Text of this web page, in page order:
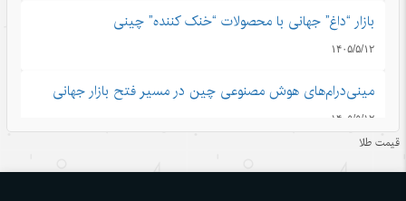
بازار “داغ” جهانی با محصولات “خنک کننده” چینی
۱۴۰۵/۵/۱۲
مینی‌درام‌های هوش مصنوعی چین در مسیر فتح بازار جهانی
۱۴۰۵/۵/۱۲
قیمت طلا